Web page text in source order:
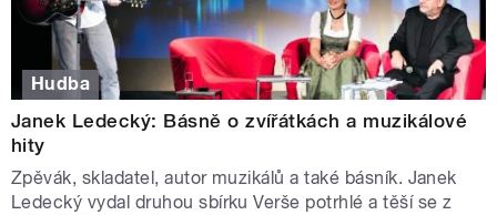
Hudba
Janek Ledecký: Básně o zvířátkách a muzikálové
hity
Zpěvák, skladatel, autor muzikálů a také básník. Janek
Ledecký vydal druhou sbírku Verše potrhlé a těší se z